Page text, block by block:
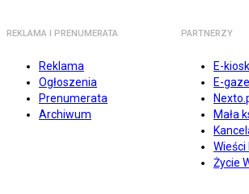
REKLAMA I PRENUMERATA
Reklama
Ogłoszenia
Prenumerata
Archiwum
PARTNERZY
E-
E-
Mała
Wieści
Życie